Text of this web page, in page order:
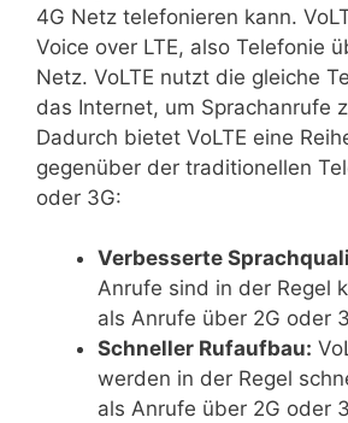
4G Netz telefonieren kann.
Voice over LTE, also Telefonie
Netz. VoLTE nutzt die gleiche
das Internet, um Sprachanrufe
Dadurch bietet VoLTE eine
gegenüber der traditionellen
oder 3G:
Verbesserte
Anrufe sind in der Regel
als Anrufe über 2G oder
Schneller Rufaufbau:
werden in der Regel
als Anrufe über 2G oder